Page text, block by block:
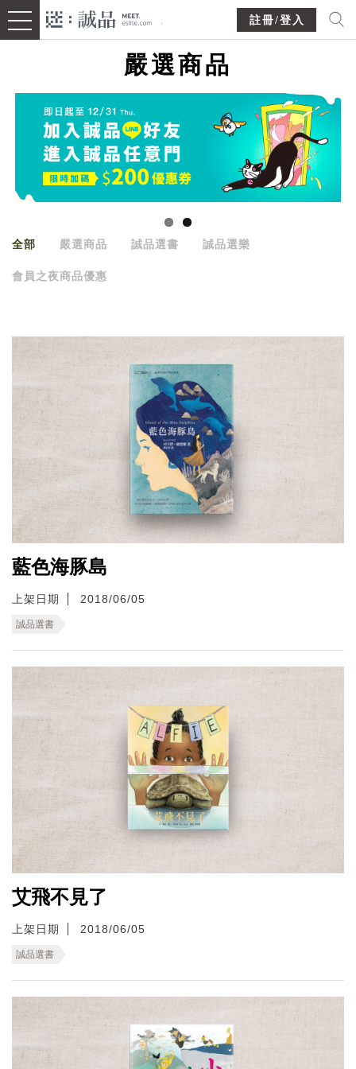
註冊/登入
嚴選商品
全部 嚴選商品 誠品選書 誠品選樂
會員之夜商品優惠
藍色海豚島
上架日期 2018/06/05
誠品選書
艾飛不見了
上架日期 2018/06/05
誠品選書